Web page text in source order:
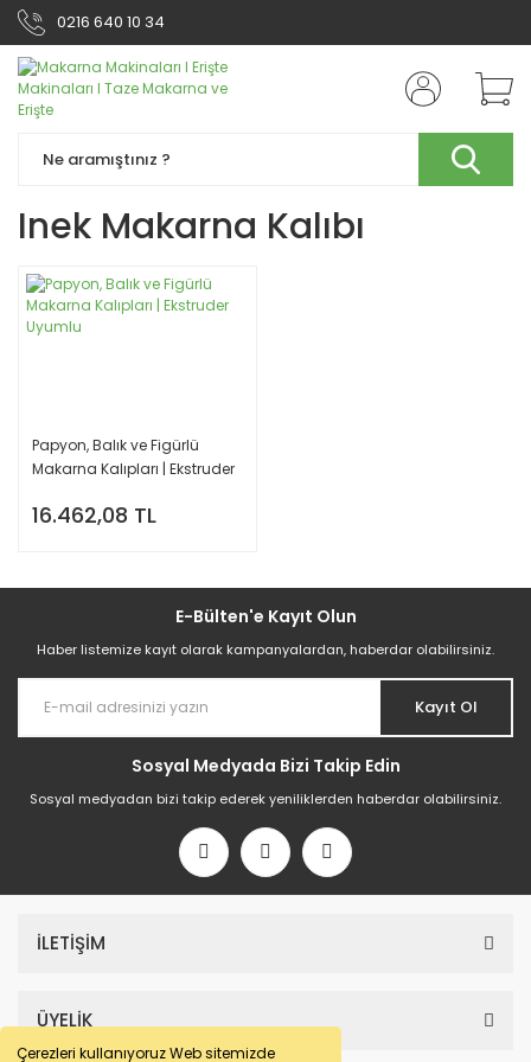
Çerezleri kullanıyoruz Web sitemizde
0216 640 10 34
Inek Makarna Kalıbı
Papyon, Balık ve Figürlü
Makarna Kalıpları | Ekstruder
16.462,08 TL
E-Bülten'e Kayıt Olun
Haber listemize kayıt olarak kampanyalardan, haberdar olabilirsiniz.
Kayıt Ol
Sosyal Medyada Bizi Takip Edin
Sosyal medyadan bizi takip ederek yeniliklerden haberdar olabilirsiniz.
İLETİŞİM
ÜYELİK